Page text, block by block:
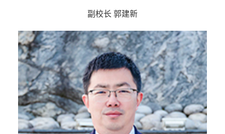
副校长 郭建新